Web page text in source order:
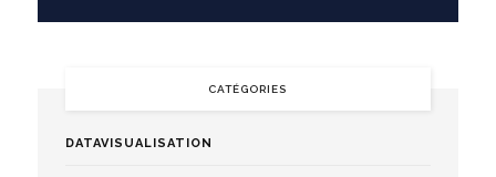
CATÉGORIES
DATAVISUALISATION